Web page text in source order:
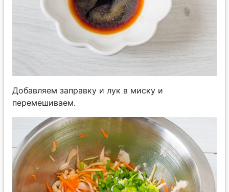
Добавляем заправку и лук в миску и
перемешиваем.